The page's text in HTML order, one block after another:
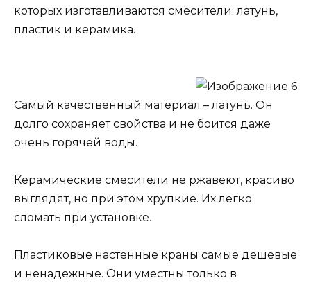
которых изготавливаются смесители: латунь,
пластик и керамика.
Самый качественный материал – латунь. Он
долго сохраняет свойства и не боится даже
очень горячей воды.
Керамические смесители не ржавеют, красиво
выглядят, но при этом хрупкие. Их легко
сломать при установке.
Пластиковые настенные краны самые дешевые
и ненадежные. Они уместны только в